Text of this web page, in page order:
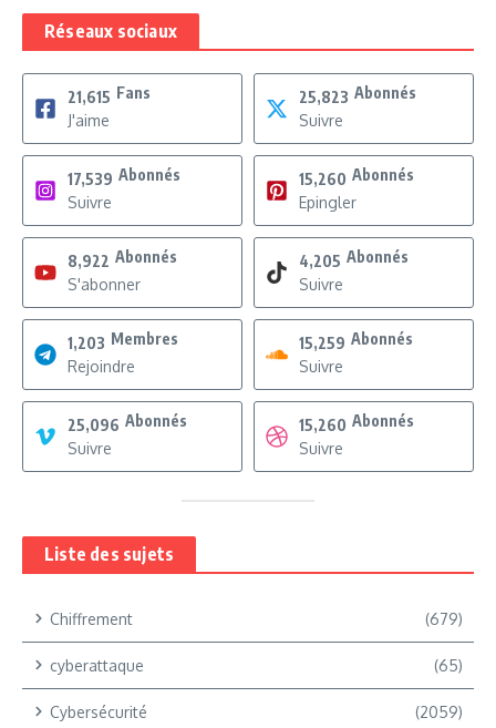
Réseaux sociaux
21,615 Fans
J'aime
25,823 Abonnés
Suivre
17,539 Abonnés
Suivre
15,260 Abonnés
Epingler
8,922 Abonnés
S'abonner
4,205 Abonnés
Suivre
1,203 Membres
Rejoindre
15,259 Abonnés
Suivre
25,096 Abonnés
Suivre
15,260 Abonnés
Suivre
Liste des sujets
Chiffrement (679)
cyberattaque (65)
Cybersécurité (2059)